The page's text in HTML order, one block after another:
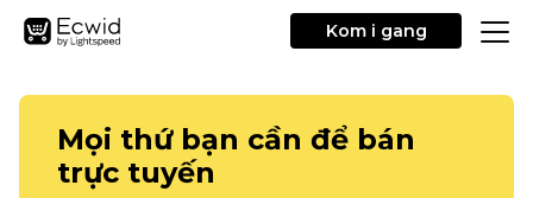
Kom i gang
Mọi thứ bạn cần để bán
trực tuyến